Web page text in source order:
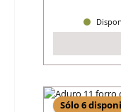
Sólo 6